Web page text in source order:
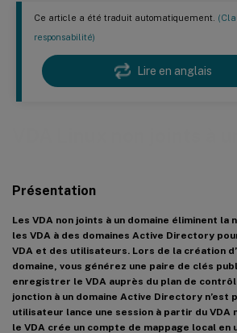
Ce article a été traduit automatiquement.
responsabilité)
Lire en anglais
Présentation
Les VDA non joints à un domaine éliminent la
les VDA à des domaines Active Directory
VDA et des utilisateurs. Lors de la création
domaine, vous générez une paire de clés
enregistrer le VDA auprès du plan de
jonction à un domaine Active Directory n’est
utilisateur lance une session à partir du VDA
le VDA crée un compte de mappage local en